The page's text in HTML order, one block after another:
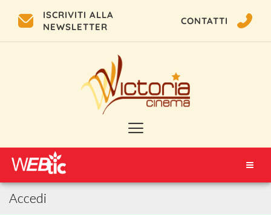
ISCRIVITI ALLA
NEWSLETTER
CONTATTI